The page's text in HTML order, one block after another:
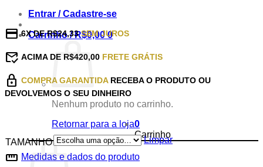
Entrar / Cadastre-se
Carrinho /R$0,00 0
Nenhum produto no carrinho.
Retornar para a loja0
Carrinho
R$95,99
R$129,99
credit_card 6X DE R$24,33SEM JUROS
mark_email_read ACIMA DE R$420,00 FRETE GRÁTIS
lock COMPRA GARANTIDA RECEBA O PRODUTO OU
DEVOLVEMOS O SEU DINHEIRO
TAMANHO Limpar
straighten Medidas e dados do produto